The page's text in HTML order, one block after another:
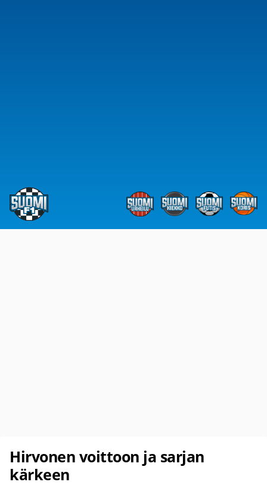
Hirvonen voittoon ja sarjan
kärkeen